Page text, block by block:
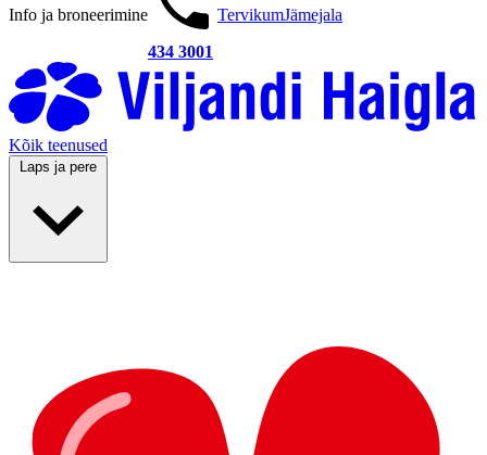
Info ja broneerimine
434 3001
TervikumJämejala
Kõik teenused
Laps ja pere